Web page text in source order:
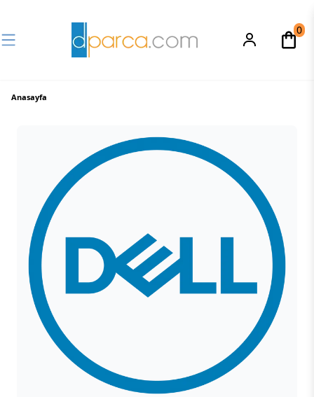
0
Anasayfa